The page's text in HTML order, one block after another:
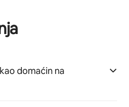
domaćin na